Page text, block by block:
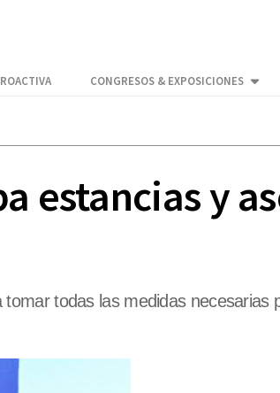
CONGRESOS & EXPOSICIONES
estancias y
todas las medidas necesarias